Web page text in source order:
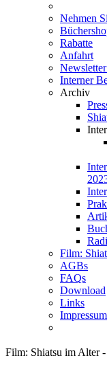
Nehmen
Rabatte
Anfahrt
Interner
Archiv
Film:
AGBs
FAQs
Download
Links
Impressum
Film: Shiatsu im Alter